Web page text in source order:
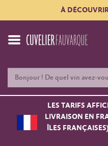
À
LES TARIFS
LIVRAISON EN
ÎLES